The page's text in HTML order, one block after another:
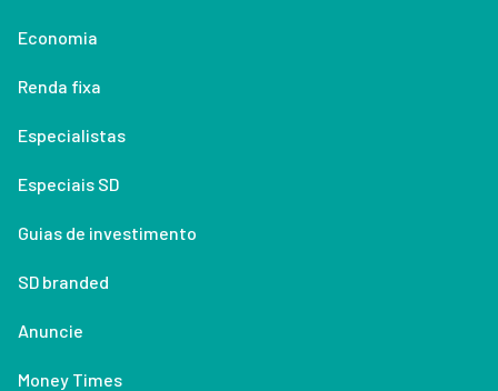
Economia
Renda fixa
Especialistas
Especiais SD
Guias de investimento
SD branded
Anuncie
Money Times